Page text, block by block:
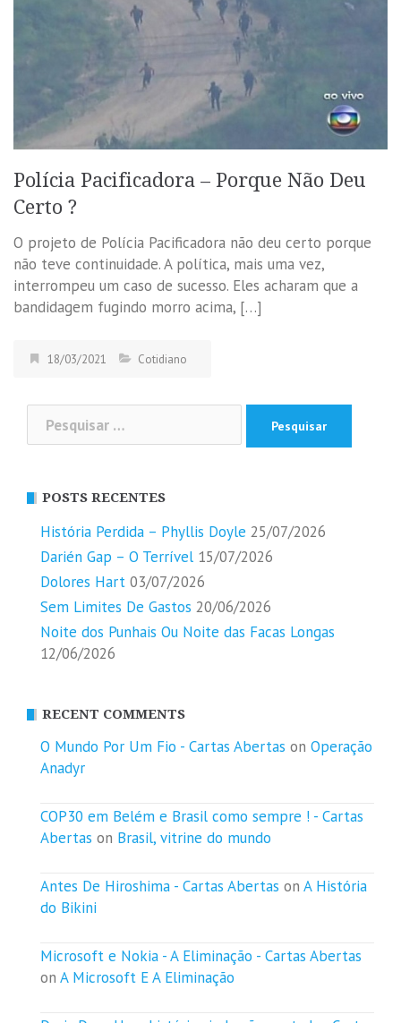
Polícia Pacificadora – Porque Não Deu
Certo ?
O projeto de Polícia Pacificadora não deu certo porque
não teve continuidade. A política, mais uma vez,
interrompeu um caso de sucesso. Eles acharam que a
bandidagem fugindo morro acima, […]
18/03/2021 Cotidiano
por:
POSTS RECENTES
História Perdida – Phyllis Doyle 25/07/2026
Darién Gap – O Terrível 15/07/2026
Dolores Hart 03/07/2026
Sem Limites De Gastos 20/06/2026
Noite dos Punhais Ou Noite das Facas Longas
12/06/2026
RECENT COMMENTS
O Mundo Por Um Fio - Cartas Abertas on Operação
Anadyr
COP30 em Belém e Brasil como sempre ! - Cartas
Abertas on Brasil, vitrine do mundo
Antes De Hiroshima - Cartas Abertas on A História
do Bikini
Microsoft e Nokia - A Eliminação - Cartas Abertas
on A Microsoft E A Eliminação